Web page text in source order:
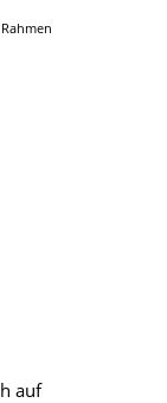
auf